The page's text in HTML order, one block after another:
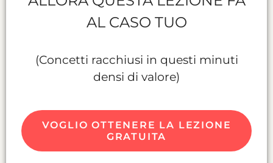
AL CASO TUO
(Concetti racchiusi in questi minuti
densi di valore)
VOGLIO OTTENERE LA LEZIONE
GRATUITA